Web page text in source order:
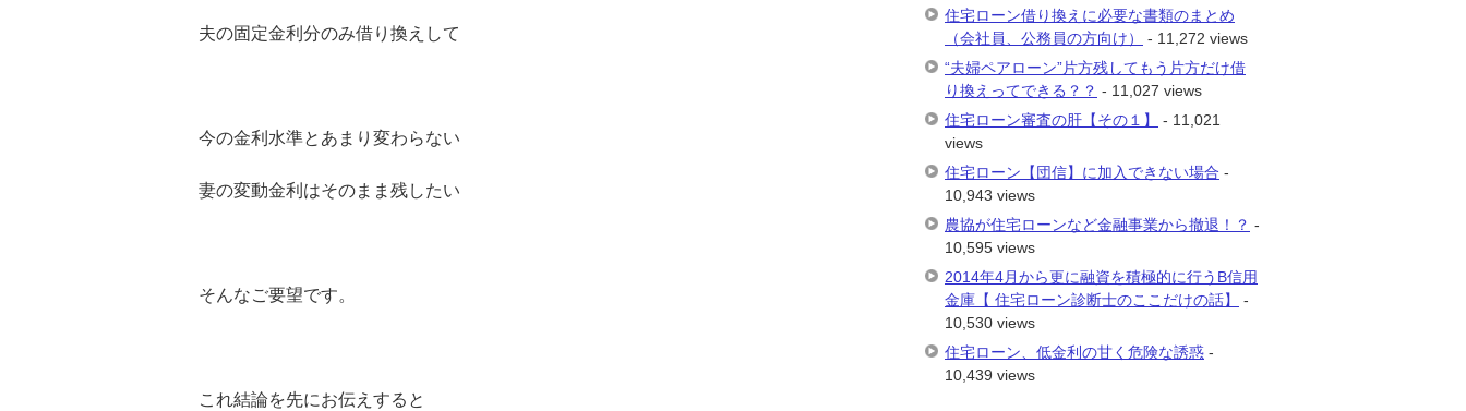
夫の固定金利分のみ借り換えして
今の金利水準とあまり変わらない
妻の変動金利はそのまま残したい
そんなご要望です。
これ結論を先にお伝えすると
住宅ローン借り換えに必要な書類のまとめ
（会社員、公務員の方向け）
- 11,272 views
“夫婦ペアローン”片方残してもう片方だけ借
り換えってできる？？ - 11,027 views
住宅ローン審査の肝【その１】
- 11,021
views
住宅ローン【団信】に加入できない場合 -
10,943 views
農協が住宅ローンなど金融事業から撤退！？ -
10,595 views
2014年4月から更に融資を積極的に行うB信用
金庫【 住宅ローン診断士のここだけの話】
-
10,530 views
住宅ローン、低金利の甘く危険な誘惑 -
10,439 views